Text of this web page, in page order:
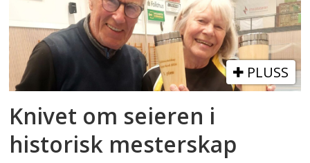
PLUSS
Knivet om seieren i
historisk mesterskap